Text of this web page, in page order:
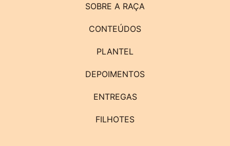
SOBRE A RAÇA
CONTEÚDOS
PLANTEL
DEPOIMENTOS
ENTREGAS
FILHOTES